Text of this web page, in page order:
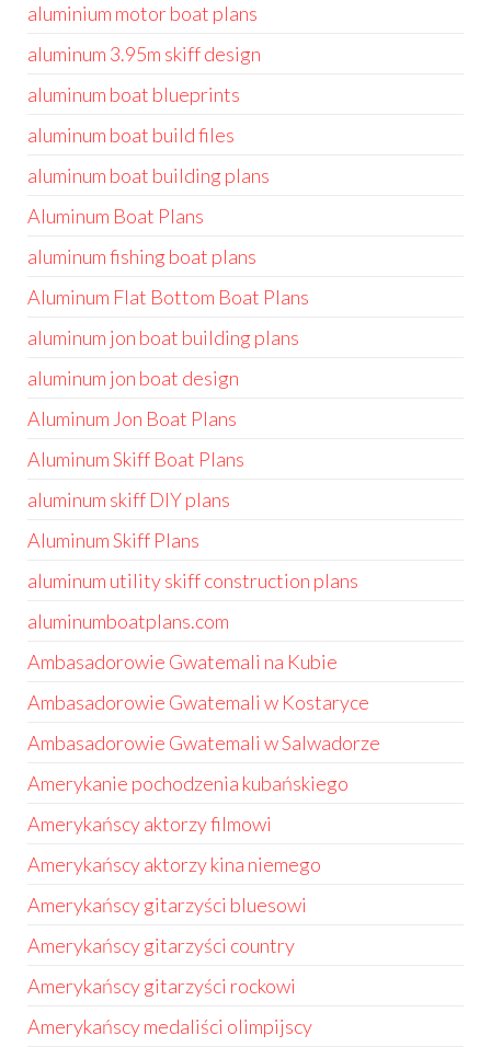
aluminium motor boat plans
aluminum 3.95m skiff design
aluminum boat blueprints
aluminum boat build files
aluminum boat building plans
Aluminum Boat Plans
aluminum fishing boat plans
Aluminum Flat Bottom Boat Plans
aluminum jon boat building plans
aluminum jon boat design
Aluminum Jon Boat Plans
Aluminum Skiff Boat Plans
aluminum skiff DIY plans
Aluminum Skiff Plans
aluminum utility skiff construction plans
aluminumboatplans.com
Ambasadorowie Gwatemali na Kubie
Ambasadorowie Gwatemali w Kostaryce
Ambasadorowie Gwatemali w Salwadorze
Amerykanie pochodzenia kubańskiego
Amerykańscy aktorzy filmowi
Amerykańscy aktorzy kina niemego
Amerykańscy gitarzyści bluesowi
Amerykańscy gitarzyści country
Amerykańscy gitarzyści rockowi
Amerykańscy medaliści olimpijscy